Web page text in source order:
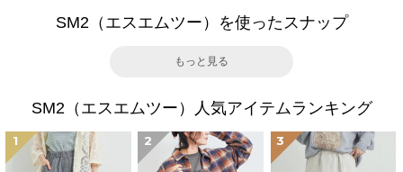
SM2（エスエムツー）を使ったスナップ
もっと見る
SM2（エスエムツー）人気アイテムランキング
1 2 3